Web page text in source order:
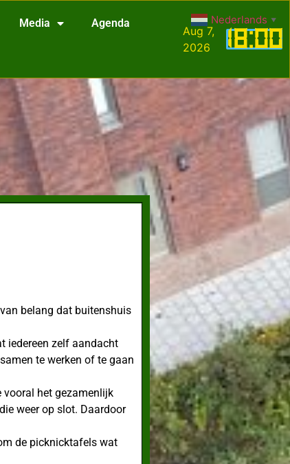
Media Agenda
18:00
Aug 7,
2026
belang dat buitenshuis
iedereen zelf aandacht
te werken of te gaan
vooral het gezamenlijk
weer op slot. Daardoor
de picknicktafels wat
Nederlands ▼